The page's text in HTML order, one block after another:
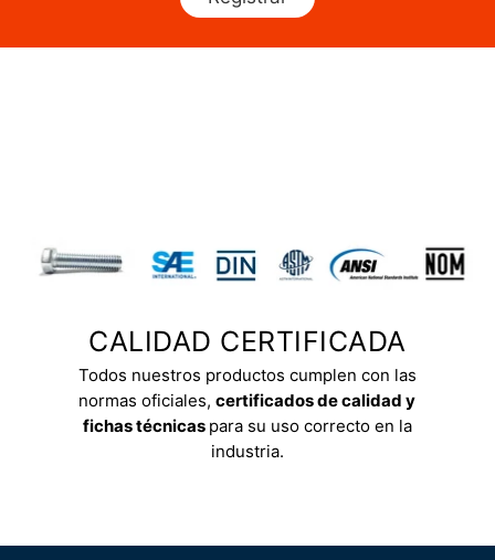
CALIDAD CERTIFICADA
Todos nuestros productos cumplen con las
normas oficiales,certificados de calidad y
fichas técnicas para su uso correcto en la
industria.